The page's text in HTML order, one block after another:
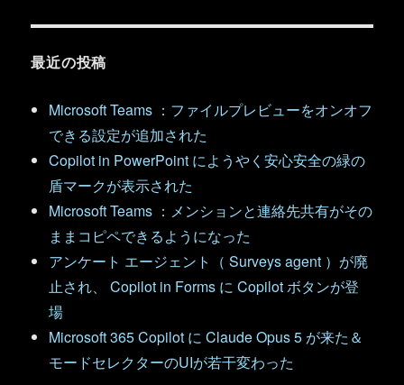
最近の投稿
Microsoft Teams ：ファイルプレビューをオンオフ
できる設定が追加された
Copilot in PowerPoint にようやく安心安全の緑の
盾マークが表示された
Microsoft Teams ：メンションと連絡先共有がその
ままコピペできるようになった
アンケート エージェント（ Surveys agent ）が廃
止され、 Copilot in Forms に Copilot ボタンが登
場
Microsoft 365 Copilot に Claude Opus 5 が来た＆
モードセレクターのUIが若干変わった